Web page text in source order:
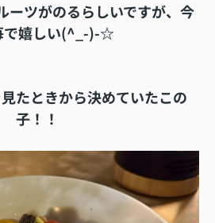
ーツがのるらしいですが、今
で嬉しい(^_-)-☆
たときから決めていたこの
子！！